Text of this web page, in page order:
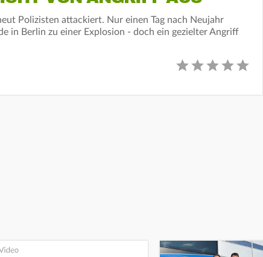
Polizisten attackiert. Nur einen Tag nach Neujahr
in Berlin zu einer Explosion - doch ein gezielter Angriff